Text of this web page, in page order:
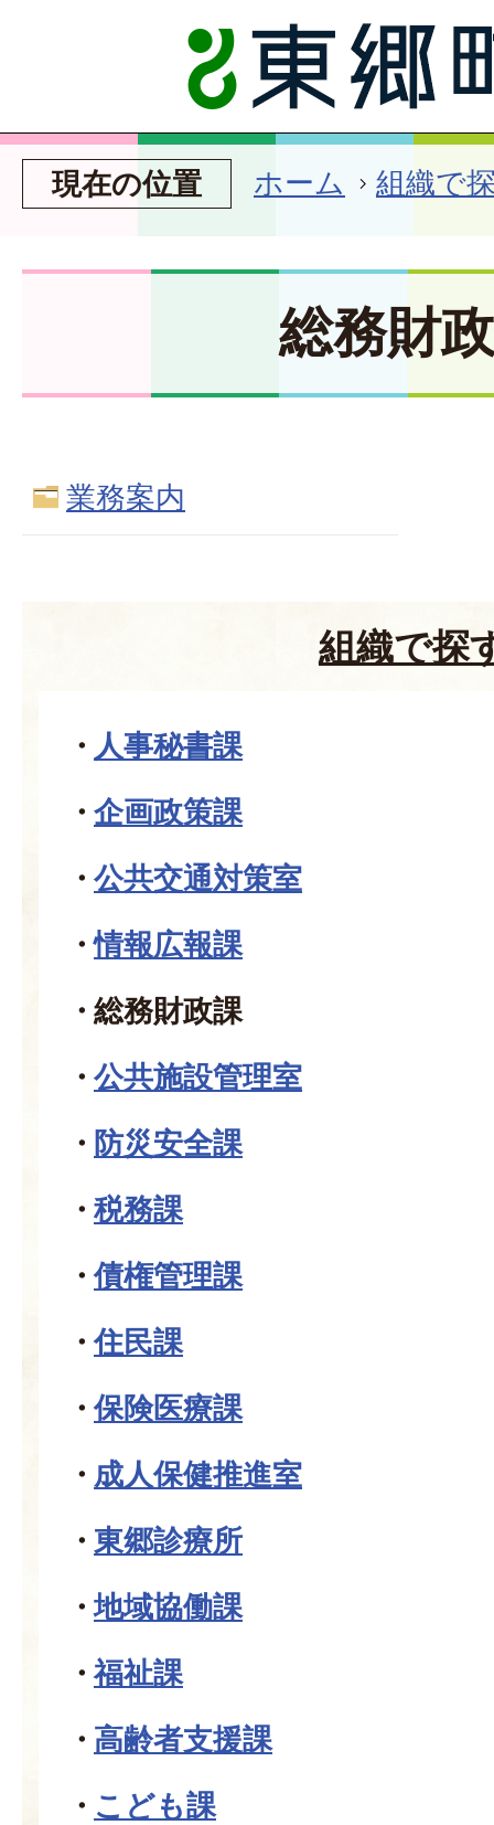
現在の位置 ホーム 組織で
総務財
業務案内
組織で探
人事秘書課
企画政策課
公共交通対策室
情報広報課
総務財政課
公共施設管理室
防災安全課
税務課
債権管理課
住民課
保険医療課
成人保健推進室
東郷診療所
地域協働課
福祉課
高齢者支援課
こども課